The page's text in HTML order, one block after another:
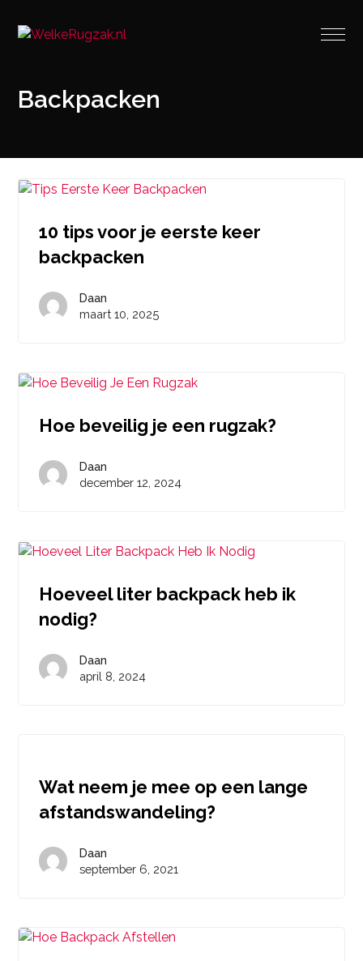
Backpacken
10 tips voor je eerste keer
backpacken
Daan
maart 10, 2025
Hoe beveilig je een rugzak?
Daan
december 12, 2024
Hoeveel liter backpack heb ik
nodig?
Daan
april 8, 2024
Wat neem je mee op een lange
afstandswandeling?
Daan
september 6, 2021